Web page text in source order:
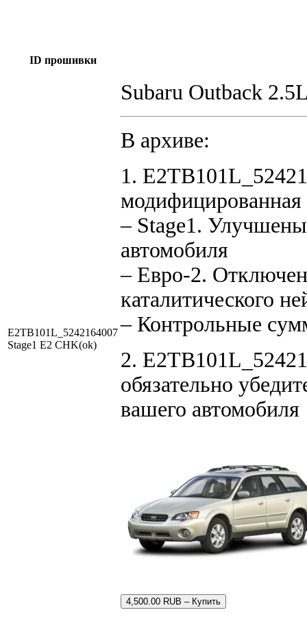
ID прошивки
E2TB101L_5242164007
Stage1 E2 CHK(ok)
Subaru Outback
В архиве:
1.
– Stage1.
автомобиля
– Евро-2. Отключен
каталитического
– Контрольные
2.
обязательно
вашего автомобиля
4,500.00 RUB – Купить